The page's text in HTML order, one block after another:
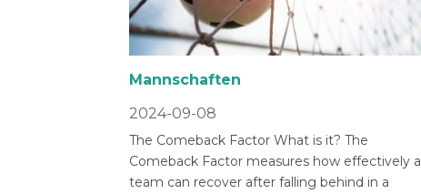
Mannschaften
2024-09-08
The Comeback Factor What is it? The
Comeback Factor measures how effectively a
team can recover after falling behind in a